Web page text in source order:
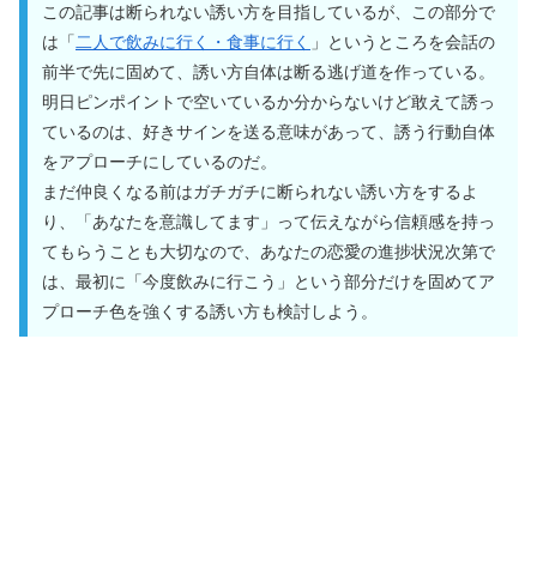
この記事は断られない誘い方を目指しているが、この部分で
は「 二人で飲みに行く・食事に行く
」というところを会話の
前半で先に固めて、誘い方自体は断る逃げ道を作っている。
明日ピンポイントで空いているか分からないけど敢えて誘っ
ているのは、好きサインを送る意味があって、誘う行動自体
をアプローチにしているのだ。
まだ仲良くなる前はガチガチに断られない誘い方をするよ
り、「あなたを意識してます」って伝えながら信頼感を持っ
てもらうことも大切なので、あなたの恋愛の進捗状況次第で
は、最初に「今度飲みに行こう」という部分だけを固めてア
プローチ色を強くする誘い方も検討しよう。